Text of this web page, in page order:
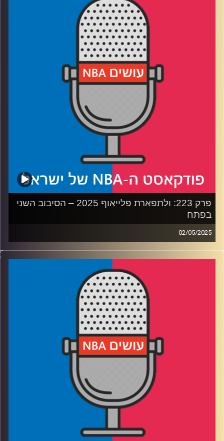
רבע 1: הניו יורק ניקס עושים היסטוריה, בוסטון סלטיקס עושה
רבע 2: אוקלהומה סיטי נותנת, דנבר נאגטס לוקחת. ראסל
ווסטברוק נותן, ארון גורדון לוקח
רבע3: טייריס האליברטון אנדרייטד, באדי הילד נכנס לתפקיד
עידן לוצקי
פרק 223: ולתפארת פלייאוף 2025 – הסיבוב השני
בפתח
02/05/2025
פודקאסט האן.בי.איי עם ערן סורוקה, שרון דוידוביץ', משה
דוידוביץ' ועידן לוצקי, בשיתוף קול האוניברסיטה.
רבע 1: החזק שורד בין דנבר לקליפרס, מי ישרוד את הקיץ
רבע 2: הווריורס והרוקטס במלחמת התשה, מינסוטה גדולה על
רבע 3: בוסטון והניקס בראן אנד גן, דטרויט סובלת מפצעי
עידן לוצקי